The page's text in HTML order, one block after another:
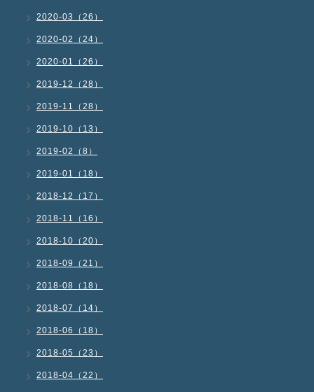
2020-03（26）
2020-02（24）
2020-01（26）
2019-12（28）
2019-11（28）
2019-10（13）
2019-02（8）
2019-01（18）
2018-12（17）
2018-11（16）
2018-10（20）
2018-09（21）
2018-08（18）
2018-07（14）
2018-06（18）
2018-05（23）
2018-04（22）